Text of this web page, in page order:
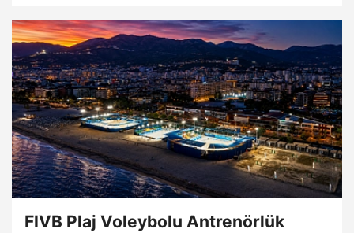
FIVB Plaj Voleybolu Antrenörlük